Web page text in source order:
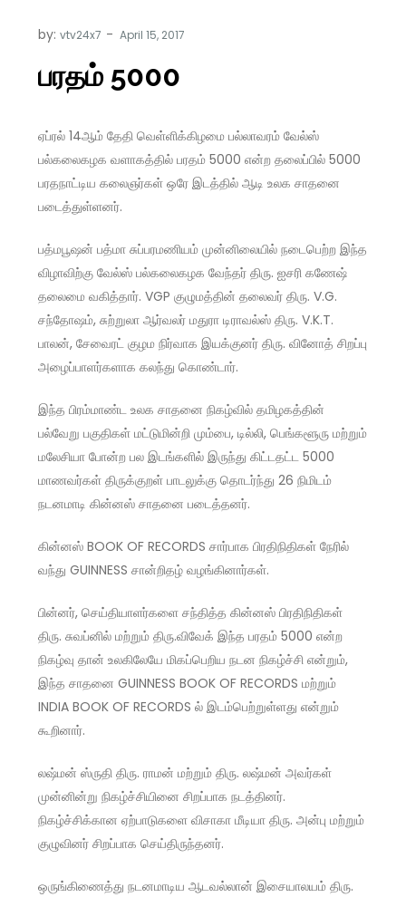
by:vtv24x7
பரதம் 5000
ஏப்ரல் 14ஆம் தேதி வெள்ளிக்கிழமை பல்லாவரம் வேல்ஸ்
பல்கலைகழக வளாகத்தில் பரதம் 5000 என்ற தலைப்பில் 5000
பரதநாட்டிய கலைஞர்கள் ஒரே இடத்தில் ஆடி உலக சாதனை
படைத்துள்ளனர்.
பத்மபூஷன் பத்மா சுப்பரமணியம் முன்னிலையில் நடைபெற்ற இந்த
விழாவிற்கு வேல்ஸ் பல்கலைகழக வேந்தர் திரு. ஐசரி கணேஷ்
தலைமை வகித்தார். VGP குழுமத்தின் தலைவர் திரு. V.G.
சந்தோஷம், சுற்றுலா ஆர்வலர் மதுரா டிராவல்ஸ் திரு. V.K.T.
பாலன், சேவைரட் குழம நிர்வாக இயக்குனர் திரு. வினோத் சிறப்பு
அழைப்பாளர்களாக கலந்து கொண்டார்.
இந்த பிரம்மாண்ட உலக சாதனை நிகழ்வில் தமிழகத்தின்
பல்வேறு பகுதிகள் மட்டுமின்றி மும்பை, டில்லி, பெங்களூரு மற்றும்
மலேசியா போன்ற பல இடங்களில் இருந்து கிட்டதட்ட 5000
மாணவர்கள் திருக்குறள் பாடலுக்கு தொடர்ந்து 26 நிமிடம்
நடனமாடி கின்னஸ் சாதனை படைத்தனர்.
கின்னஸ் BOOK OF RECORDS சார்பாக பிரதிநிதிகள் நேரில்
வந்து GUINNESS சான்றிதழ் வழங்கினார்கள்.
பின்னர், செய்தியாளர்களை சந்தித்த கின்னஸ் பிரதிநிதிகள்
திரு. சுவப்னில் மற்றும் திரு.விவேக் இந்த பரதம் 5000 என்ற
நிகழ்வு தான் உலகிலேயே மிகப்பெறிய நடன நிகழ்ச்சி என்றும்,
இந்த சாதனை GUINNESS BOOK OF RECORDS மற்றும்
INDIA BOOK OF RECORDS ல் இடம்பெற்றுள்ளது என்றும்
கூறினார்.
லஷ்மன் ஸ்ருதி திரு. ராமன் மற்றும் திரு. லஷ்மன் அவர்கள்
முன்னின்று நிகழ்ச்சியினை சிறப்பாக நடத்தினர்.
நிகழ்ச்சிக்கான ஏற்பாடுகளை விசாகா மீடியா திரு. அன்பு மற்றும்
குழுவினர் சிறப்பாக செய்திருந்தனர்.
ஒருங்கிணைத்து நடனமாடிய ஆடவல்லான் இசையாலயம் திரு.